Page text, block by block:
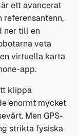
ett avancerat
referensantenn,
ner till en
veta
virtuella karta
app.
klippa
enormt mycket
Men GPS-
strikta fysiska